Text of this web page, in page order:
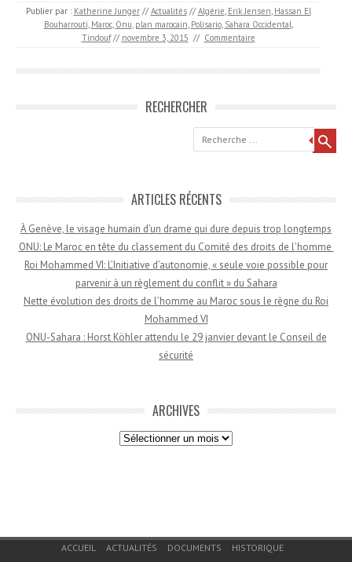
Publier par : Katherine Junger // Actualités // Algérie, Erik Jensen, Hassan El
Bouharrouti, Maroc, Onu, plan marocain, Polisario, Sahara Occidental,
Tindouf // novembre 3, 2015 // Commentaire
RECHERCHER
Recherche
ARTICLES RÉCENTS
À Genève, le visage humain d’un drame qui dure depuis trop longtemps
ONU: Le Maroc en tête du classement du Comité des droits de l’homme
Roi Mohammed VI: L’Initiative d’autonomie, « seule voie possible pour
parvenir à un règlement du conflit » du Sahara
Nette évolution des droits de l’homme au Maroc sous le règne du Roi
Mohammed VI
ONU-Sahara : Horst Köhler attendu le 29 janvier devant le Conseil de
sécurité
ARCHIVES
Archives
Menu du bas de page
ACCUEIL ACTUALITÉS DOCUMENTS HISTORIQUE